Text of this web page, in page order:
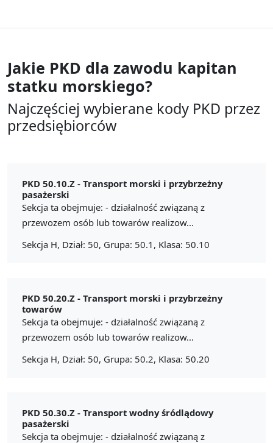
Jakie PKD dla zawodu kapitan
statku morskiego?
Najczęściej wybierane kody PKD przez
przedsiębiorców
PKD 50.10.Z - Transport morski i przybrzeżny
pasażerski
Sekcja ta obejmuje: - działalność związaną z
przewozem osób lub towarów realizow...
Sekcja H, Dział: 50, Grupa: 50.1, Klasa: 50.10
PKD 50.20.Z - Transport morski i przybrzeżny
towarów
Sekcja ta obejmuje: - działalność związaną z
przewozem osób lub towarów realizow...
Sekcja H, Dział: 50, Grupa: 50.2, Klasa: 50.20
PKD 50.30.Z - Transport wodny śródlądowy
pasażerski
Sekcja ta obejmuje: - działalność związaną z